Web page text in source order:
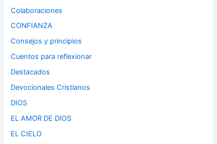
Colaboraciones
CONFIANZA
Consejos y principios
Cuentos para reflexionar
Destacados
Devocionales Cristianos
DIOS
EL AMOR DE DIOS
EL CIELO